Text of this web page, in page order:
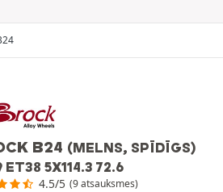
B24 (MELNS, SPĪDĪGS)
ET38 5X114.3 72.6
4.5/5 (9 atsauksmes)